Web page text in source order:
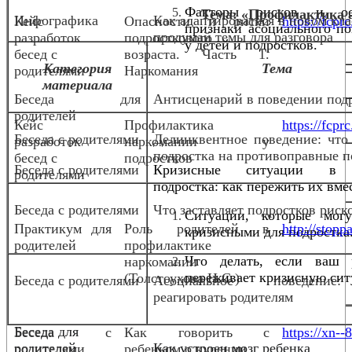
Факторы рисков и
признаки асоциального
у детей и подростков.
Беседа для
родителей
Антисценарий в поведении
Беседа с родителями
Кризисные ситуации в
подростка: как пережить их
Ситуации, которые
кризисными для
Что делать, если ваш
переживает кризисную
Беседа для
родителей
Как устроен мозг ребенка
Кейс
разработок
бесед с
родителями
Опасности и риски
подросткового
возраста.
Часть 1.
Наркомания
https://
Кейс
разработок
бесед с
родителями
Профилактика
наркомании у
подростков
https://
Практикум для
родителей
Роль родителей в
профилактике
наркомании
(Толстоухова Н.С.)
http://
Беседа с
родителями
Как говорить с
ребенком о курении
https://xn--
Инфографика
Как адаптироваться в новом
продумай темы для разговора
Тема: «Профилактика
Категория
материала
Тема
Беседа с родителями
Делинквентное поведение: что
подростка на противоправные
Беседа с родителями Что заставляет подростков
Беседа с родителями
Асоциальное
реагировать родителям